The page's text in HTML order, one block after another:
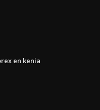
en kenia